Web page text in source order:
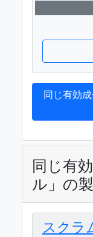
同じ有効
同じ有
ル」の
スクラ